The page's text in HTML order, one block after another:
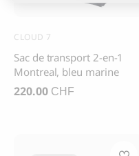
CLOUD 7
Sac de transport 2-en-1
Montreal, bleu marine
220.00 CHF